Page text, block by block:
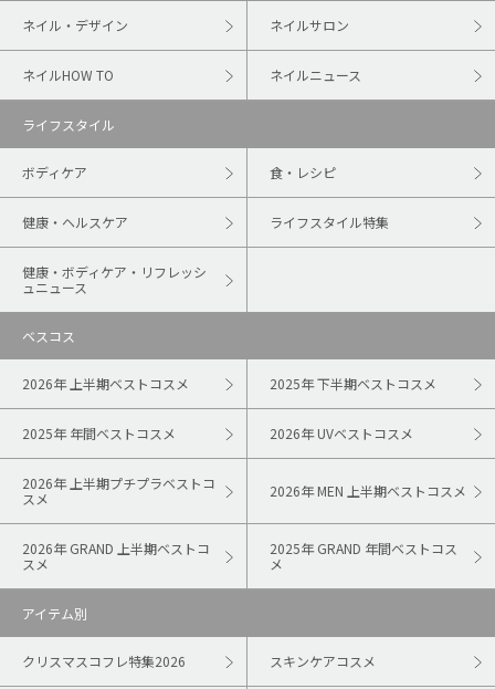
ネイル・デザイン ネイルサロン
ネイルHOW TO ネイルニュース
ライフスタイル
ボディケア 食・レシピ
健康・ヘルスケア ライフスタイル特集
健康・ボディケア・リフレッシ
ュニュース
ベスコス
2026年 上半期ベストコスメ 2025年 下半期ベストコスメ
2025年 年間ベストコスメ 2026年 UVベストコスメ
2026年 上半期プチプラベストコ
スメ
2026年 MEN 上半期ベストコスメ
2026年 GRAND 上半期ベストコ
スメ
2025年 GRAND 年間ベストコス
メ
アイテム別
クリスマスコフレ特集2026 スキンケアコスメ